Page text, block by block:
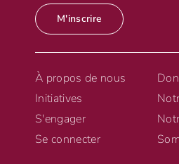
M'inscrire
À propos de nous
Initiatives
S'engager
Se connecter